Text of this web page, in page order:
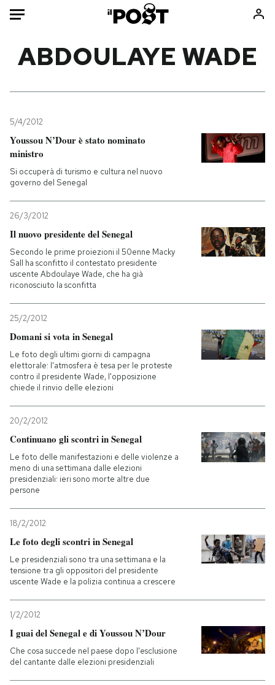
Mondo
Politica
Tecnologia
Internet
Ok Boomer!
Mondiali calcio 2026
NEWSLETTER
I MIEI PREFERITI
SHOP
CALENDARIO
Entra
ABDOULAYE WADE
5/4/2012
Youssou N’Dour è stato nominato
ministro
Si occuperà di turismo e cultura nel nuovo
governo del Senegal
26/3/2012
Il nuovo presidente del Senegal
Secondo le prime proiezioni il 50enne Macky
Sall ha sconfitto il contestato presidente
uscente Abdoulaye Wade, che ha già
riconosciuto la sconfitta
25/2/2012
Domani si vota in Senegal
Le foto degli ultimi giorni di campagna
elettorale: l'atmosfera è tesa per le proteste
contro il presidente Wade, l'opposizione
chiede il rinvio delle elezioni
20/2/2012
Continuano gli scontri in Senegal
Le foto delle manifestazioni e delle violenze a
meno di una settimana dalle elezioni
presidenziali: ieri sono morte altre due
persone
18/2/2012
Le foto degli scontri in Senegal
Le presidenziali sono tra una settimana e la
tensione tra gli oppositori del presidente
uscente Wade e la polizia continua a crescere
1/2/2012
I guai del Senegal e di Youssou N’Dour
Che cosa succede nel paese dopo l'esclusione
del cantante dalle elezioni presidenziali